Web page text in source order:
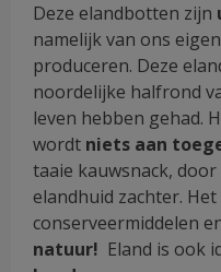
Deze elandbotten zijn
namelijk van ons
produceren. Deze
noordelijke halfrond
leven hebben gehad.
wordt niets aan
taaie kauwsnack,
elandhuid zachter.
conserveermiddelen
natuur! Eland is ook